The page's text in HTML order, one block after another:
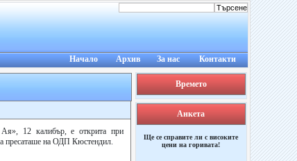
Начало Архив За нас Контакти
12 калибър, е открита при
пресаташе на ОДП Кюстендил.
Времето
Анкета
Ще се справите ли с високите
цени на горивата!